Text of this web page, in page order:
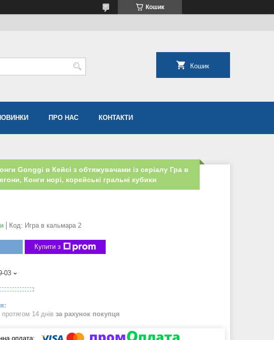
Кошик
Кошик
ПРО НАС КОНТАКТИ
Gonggi в Кейсі з обтяжувачами із серіалу Гра в
Конги норі, корейські гральні кубики
Код: Игра в кальмара 2
Купити з
03
14 днів за рахунок покупця